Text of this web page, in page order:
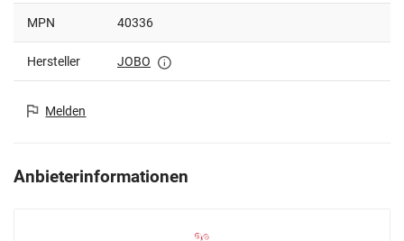
MPN 40336
Hersteller JOBO
Melden
Anbieterinformationen